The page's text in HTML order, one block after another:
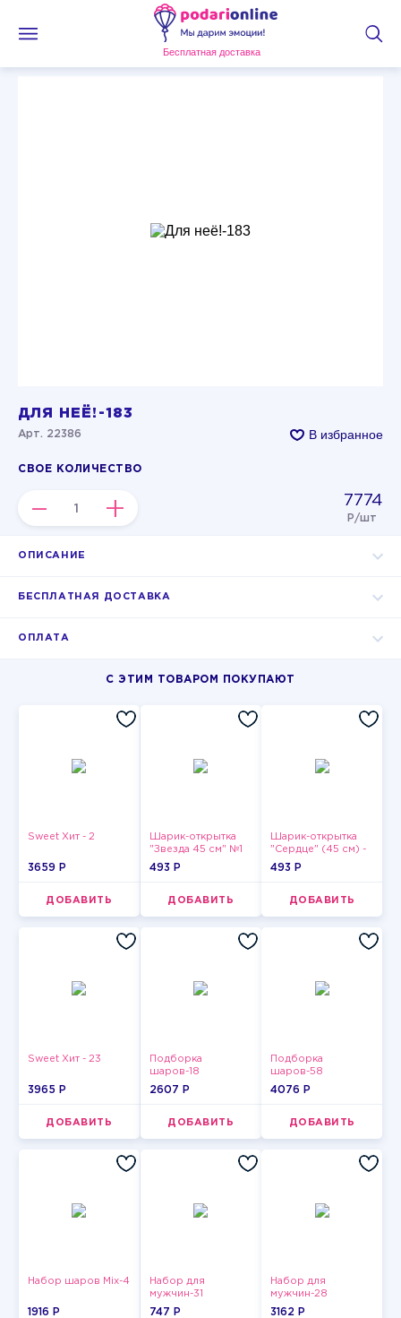
Бесплатная доставка
ДЛЯ НЕЁ!-183
Арт. 22386 В избранное
СВОЕ КОЛИЧЕСТВО
– + 7774
Р/шт
ОПИСАНИЕ
БЕСПЛАТНАЯ ДОСТАВКА
ОПЛАТА
С ЭТИМ ТОВАРОМ ПОКУПАЮТ
Sweet Хит - 2
3659 P
ДОБАВИТЬ
Шарик-открытка
"Звезда 45 см" №1
493 P
ДОБАВИТЬ
Шарик-открытка
"Сердце" (45 см) -
2
493 P
ДОБАВИТЬ
Sweet Хит - 23
3965 P
ДОБАВИТЬ
Подборка
шаров-18
2607 P
ДОБАВИТЬ
Подборка
шаров-58
4076 P
ДОБАВИТЬ
Набор шаров Mix-4
1916 P
Набор для
мужчин-31
747 P
Набор для
мужчин-28
3162 P